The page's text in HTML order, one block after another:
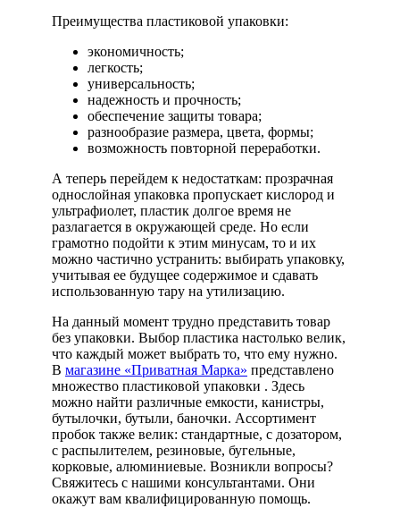
Преимущества пластиковой упаковки:
экономичность;
легкость;
универсальность;
надежность и прочность;
обеспечение защиты товара;
разнообразие размера, цвета, формы;
возможность повторной переработки.
А теперь перейдем к недостаткам: прозрачная
однослойная упаковка пропускает кислород и
ультрафиолет, пластик долгое время не
разлагается в окружающей среде. Но если
грамотно подойти к этим минусам, то и их
можно частично устранить: выбирать упаковку,
учитывая ее будущее содержимое и сдавать
использованную тару на утилизацию.
На данный момент трудно представить товар
без упаковки. Выбор пластика настолько велик,
что каждый может выбрать то, что ему нужно.
В магазине «Приватная Марка» представлено
множество пластиковой упаковки . Здесь
можно найти различные емкости, канистры,
бутылочки, бутыли, баночки. Ассортимент
пробок также велик: стандартные, с дозатором,
с распылителем, резиновые, бугельные,
корковые, алюминиевые. Возникли вопросы?
Свяжитесь с нашими консультантами. Они
окажут вам квалифицированную помощь.